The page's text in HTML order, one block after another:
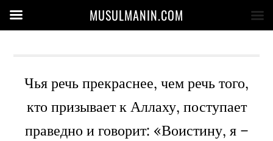
Чья речь прекраснее, чем речь того,
кто призывает к Аллаху, поступает
праведно и говорит: «Воистину, я –
MUSULMANIN.COM